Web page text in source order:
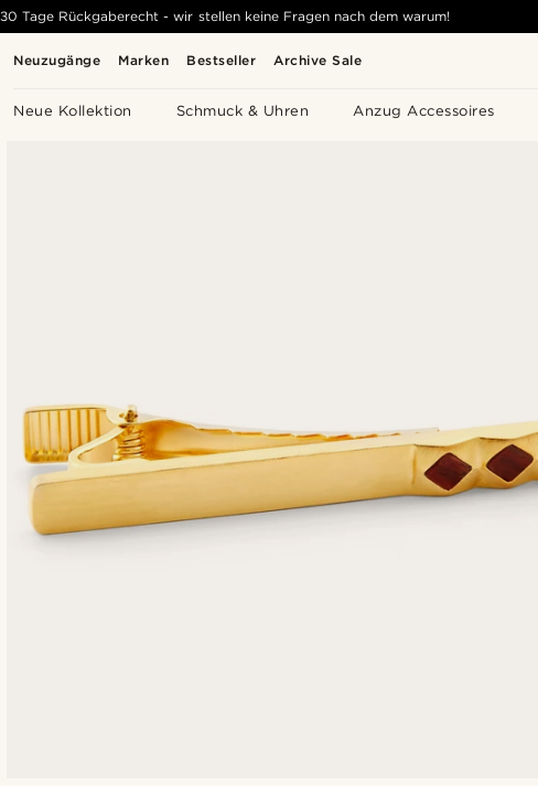
Neuzugänge Marken Bestseller Archive Sale
Neue Kollektion Schmuck & Uhren Anzug Accessoires
30 Tage Rückgaberecht - wir stellen keine Fragen nach dem warum!